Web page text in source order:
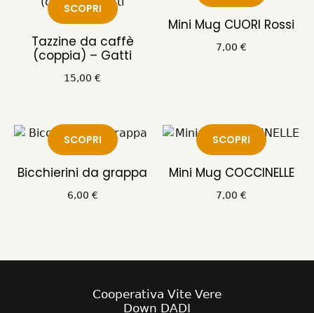
SCOPRI
Tazzine da caffè
(coppia) – Gatti
15,00€
Mini Mug CUORI Rossi
7,00€
SCOPRI
Bicchierini da grappa
6,00 €
SCOPRI
Mini Mug COCCINELLE
7,00€
Cooperativa Vite Vere
Down DADI